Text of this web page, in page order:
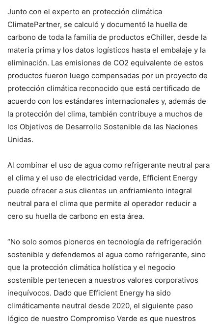
Junto con el experto en protección climática
ClimatePartner, se calculó y documentó la huella de
carbono de toda la familia de productos eChiller, desde la
materia prima y los datos logísticos hasta el embalaje y la
eliminación. Las emisiones de CO2 equivalente de estos
productos fueron luego compensadas por un proyecto de
protección climática reconocido que está certificado de
acuerdo con los estándares internacionales y, además de
la protección del clima, también contribuye a muchos de
los Objetivos de Desarrollo Sostenible de las Naciones
Unidas.
Al combinar el uso de agua como refrigerante neutral para
el clima y el uso de electricidad verde, Efficient Energy
puede ofrecer a sus clientes un enfriamiento integral
neutral para el clima que permite al operador reducir a
cero su huella de carbono en esta área.
“No solo somos pioneros en tecnología de refrigeración
sostenible y defendemos el agua como refrigerante, sino
que la protección climática holística y el negocio
sostenible pertenecen a nuestros valores corporativos
inequívocos. Dado que Efficient Energy ha sido
climáticamente neutral desde 2020, el siguiente paso
lógico de nuestro Compromiso Verde es que nuestros